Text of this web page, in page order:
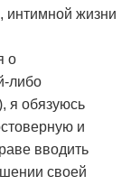
интимной жизни
о
либо
я обязуюсь
и
вводить
своей